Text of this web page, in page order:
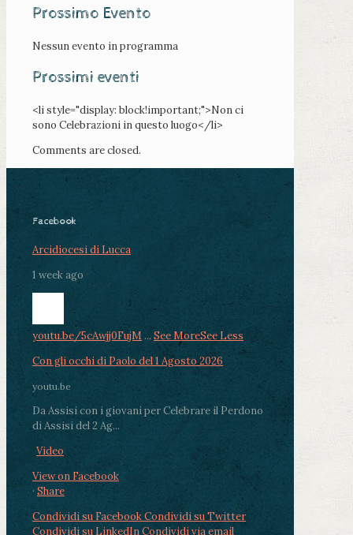
Prossimo Evento
Nessun evento in programma
Prossimi eventi
<li style="display: block!important;">Non ci
sono Celebrazioni in questo luogo</li>
Comments are closed.
Facebook
Arcidiocesi di Lucca
1 week ago
youtu.be/5cAwjj0FujM ... See MoreSee Less
Con gli occhi di Paolo del 1 Agosto 2026
youtu.be
Da Assisi con i giovani per Celebrare il Perdono
di Assisi del 2 Ag...
Video
View on Facebook
· Share
Condividi su FacebookCondividi su Twitter
Condividi su LinkedInCondividi via email